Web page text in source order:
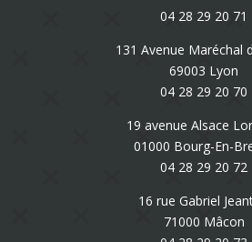
04 28 29 20 71
131 Avenue Maréchal
69003 Lyon
04 28 29 20 70
19 avenue Alsace
01000 Bourg-En-
04 28 29 20 72
16 rue Gabriel
71000 Mâcon